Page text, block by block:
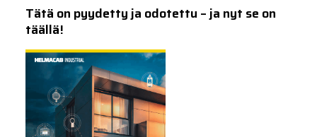
Tätä on pyydetty ja odotettu – ja nyt se on
täällä!